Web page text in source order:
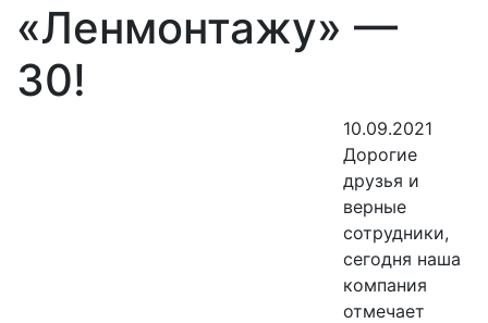
«Ленмонтажу» —
30!
10.09.2021
Дорогие
друзья и
верные
сотрудники,
сегодня наша
компания
отмечает